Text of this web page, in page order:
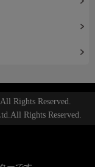
Rights Reserved.
Rights Reserved.